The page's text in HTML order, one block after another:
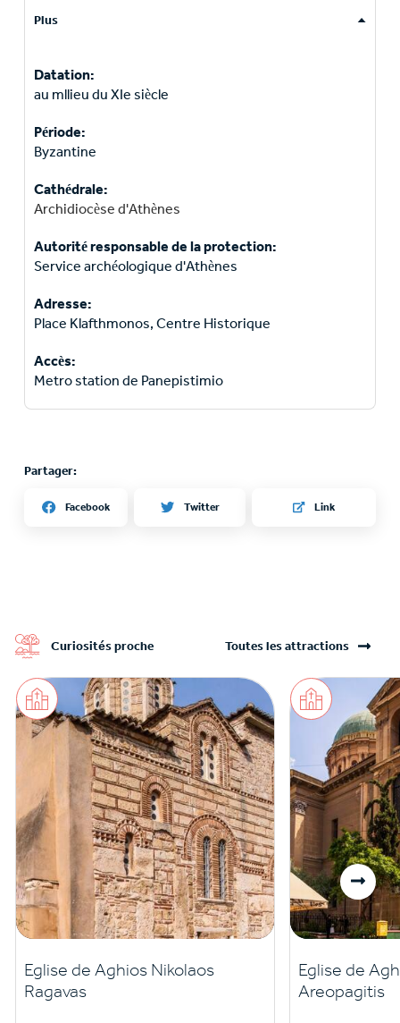
Plus
Datation:
au mllieu du XIe siècle
Période:
Byzantine
Cathédrale:
Archidiocèse d'Athènes
Autorité responsable de la protection:
Service archéologique d'Athènes
Adresse:
Place Klafthmonos, Centre Historique
Accès:
Metro station de Panepistimio
Partager:
Facebook Twitter Link
Curiosités proche Toutes les attractions
Eglise de Aghios Nikolaos
Ragavas
Eglise de
Areopagitis